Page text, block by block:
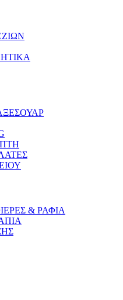
& ΡΑΦΙΑ